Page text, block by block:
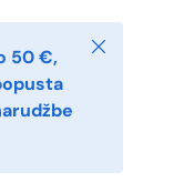
50 €,
Zatvoriti